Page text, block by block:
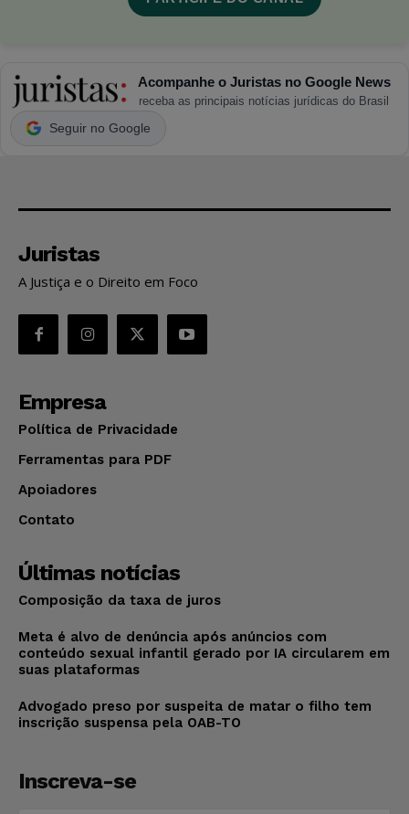
Acompanhe o Juristas no Google News
receba as principais notícias jurídicas do Brasil
Seguir no Google
Juristas
A Justiça e o Direito em Foco
Empresa
Política de Privacidade
Ferramentas para PDF
Apoiadores
Contato
Últimas notícias
Composição da taxa de juros
Meta é alvo de denúncia após anúncios com
conteúdo sexual infantil gerado por IA circularem em
suas plataformas
Advogado preso por suspeita de matar o filho tem
inscrição suspensa pela OAB-TO
Inscreva-se